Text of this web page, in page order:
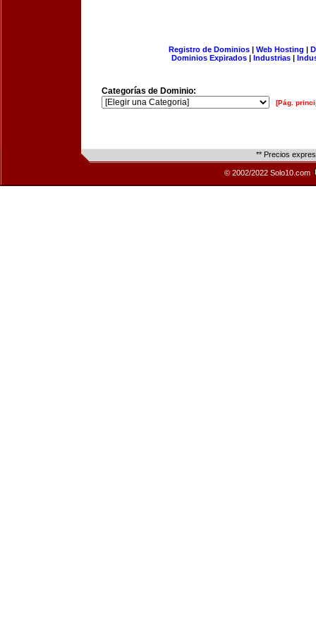
Registro de Dominios| Web Hosting |
Dominios Expirados | Industrias |
Categorías de Dominio:
[Pág.
** Precios
© 2002/2022 Solo10.com